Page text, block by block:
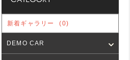
新着ギャラリー (0)
DEMO CAR